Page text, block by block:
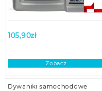
105,90zł
Zobacz
Dywaniki samochodowe